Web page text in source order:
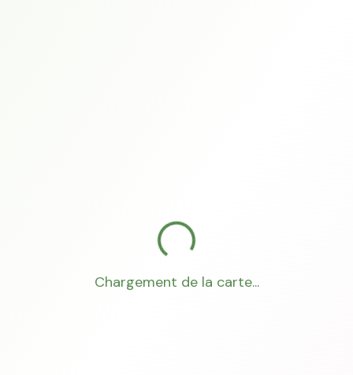
Chargement de la carte...